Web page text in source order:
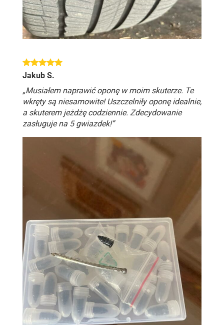
Jakub S.
„Musiałem naprawić oponę w moim skuterze. Te
wkręty są niesamowite! Uszczelniły oponę idealnie,
a skuterem jeżdżę codziennie. Zdecydowanie
zasługuje na 5 gwiazdek!”